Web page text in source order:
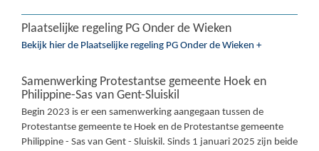
Plaatselijke regeling PG Onder de Wieken
Bekijk hier de Plaatselijke regeling PG Onder de Wieken +
Samenwerking Protestantse gemeente Hoek en
Philippine-Sas van Gent-Sluiskil
Begin 2023 is er een samenwerking aangegaan tussen de
Protestantse gemeente te Hoek en de Protestantse gemeente
Philippine - Sas van Gent - Sluiskil. Sinds 1 januari 2025 zijn beide